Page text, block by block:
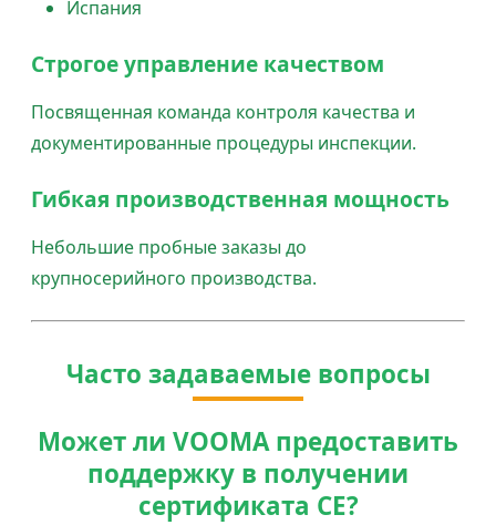
Испания
Строгое управление качеством
Посвященная команда контроля качества и
документированные процедуры инспекции.
Гибкая производственная мощность
Небольшие пробные заказы до
крупносерийного производства.
Часто задаваемые вопросы
Может ли VOOMA предоставить
поддержку в получении
сертификата CE?